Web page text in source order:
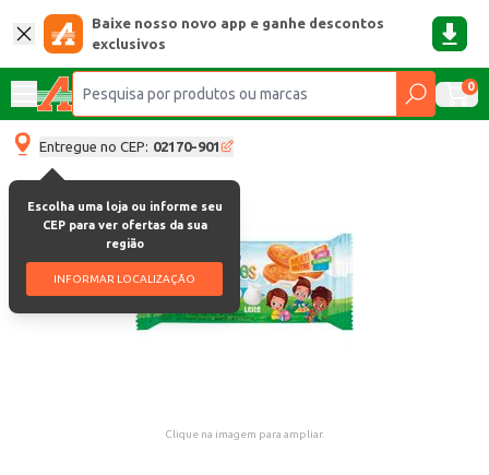
Baixe nosso novo app e ganhe descontos
exclusivos
0
Entregue no CEP: 02170-901
Escolha uma loja ou informe seu
CEP para ver ofertas da sua
região
INFORMAR LOCALIZAÇÃO
Clique na imagem para ampliar.